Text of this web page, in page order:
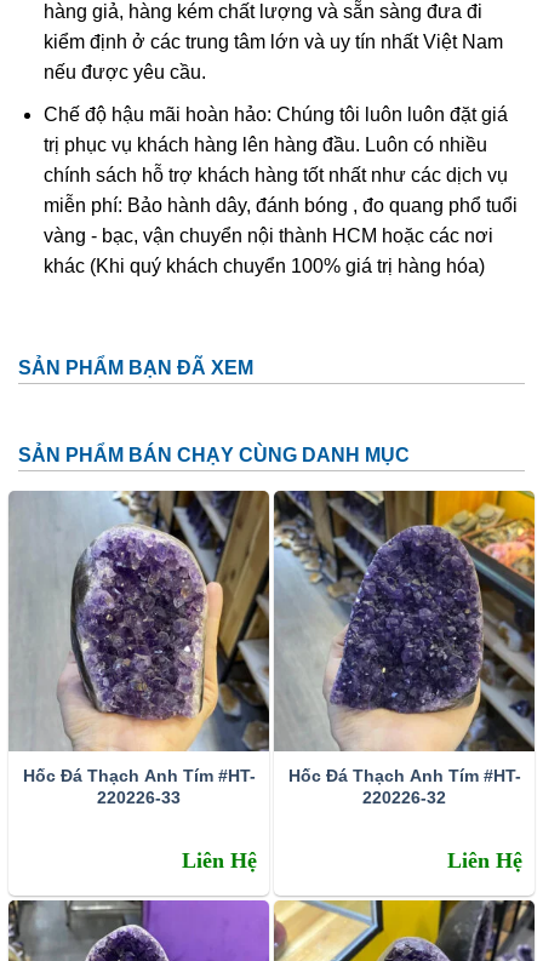
nghiệm dựa trên quy luật sinh đôi tên “Brazil law twinning”
(một dạng của thạch anh sinh đôi, khi đó cấu trúc thạch
anh phải và trái được liên kết tạo thành một tinh thể duy
nhấtđược sử dụng để xác định ametit tổng hợp sẽ dễ
dàng hơn. Tuy nhiên về mặc lý thuyết, người ta có thể tạo
ra vật liệu tổng hợp này nhưng khó mà tạo ra được với số
lượng lớn để cung cấp cho thị trường.
Đặc tính:
Tên khoa học: đá thạch anh tím (amethyst)
Thành phần cấu tạo hoá học: SiO2.
Màu sắc: Tất cả các dạng của màu tím như trắng phớt
tím, tím ánh hồng đến tím đậm, tím violet, màu xanh biển
và xám.
Chỉ số chiết quang: 1.544 – 1.553
Độ trong suốt: Trong suốt
hàng giả, hàng kém chất lượng và sẵn sàng đưa đi
kiểm định ở các trung tâm lớn và uy tín nhất Việt Nam
nếu được yêu cầu.
Chế độ hậu mãi hoàn hảo: Chúng tôi luôn luôn đặt giá
trị phục vụ khách hàng lên hàng đầu. Luôn có nhiều
chính sách hỗ trợ khách hàng tốt nhất như các dịch vụ
miễn phí: Bảo hành dây, đánh bóng , đo quang phổ tuổi
vàng - bạc, vận chuyển nội thành HCM hoặc các nơi
khác (Khi quý khách chuyển 100% giá trị hàng hóa)
SẢN PHẨM BẠN ĐÃ XEM
SẢN PHẨM BÁN CHẠY CÙNG DANH MỤC
Hốc Đá Thạch Anh Tím #HT-
220226-33
Liên Hệ
Hốc Đá Thạch Anh Tím #HT-
220226-32
Liên Hệ